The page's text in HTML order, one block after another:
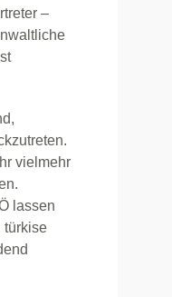
–
vielmehr
lassen
türkise